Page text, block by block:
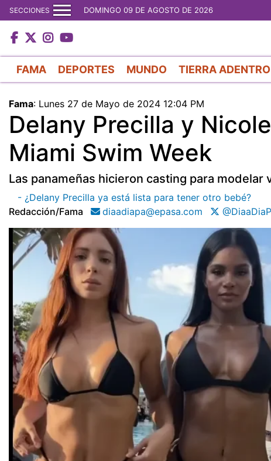
SECCIONES DOMINGO 09 DE AGOSTO DE 2026
FAMA DEPORTES MUNDO TIERRA ADENTRO
Fama: Lunes 27 de Mayo de 2024 12:04 PM
Delany Precilla y
Miami Swim Week
Las panameñas hicieron casting para
- ¿Delany Precilla ya está lista para tener otro bebé?
Redacción/fama
diaadiapa@epasa.com